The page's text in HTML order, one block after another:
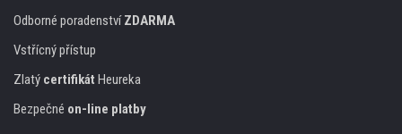
Odborné poradenstvíZDARMA
Vstřícný přístup
Zlatý certifikát Heureka
Bezpečné on-line platby